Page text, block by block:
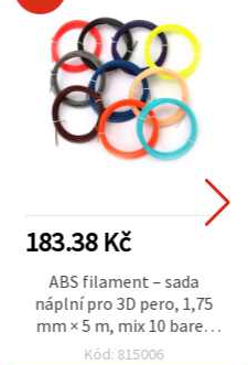
183.38 Kč
ABS filament – sada
náplní pro 3D pero, 1,75
mm × 5 m, mix 10 barev
(200–230 °C)
Kód: 815006